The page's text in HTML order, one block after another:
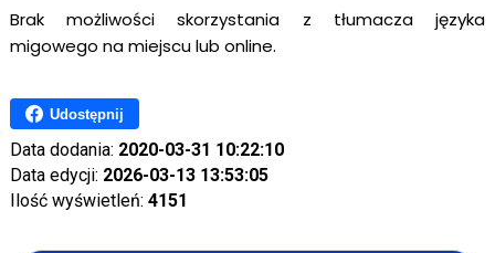
Brak możliwości skorzystania z tłumacza języka
migowego na miejscu lub online.
Udostępnij
Data dodania: 2020-03-31 10:22:10
Data edycji: 2026-03-13 13:53:05
Ilość wyświetleń: 4151